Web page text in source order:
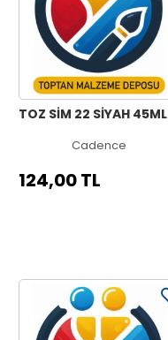
TOZ SİM 22 SİYAH 45ML
Cadence
124,00 TL